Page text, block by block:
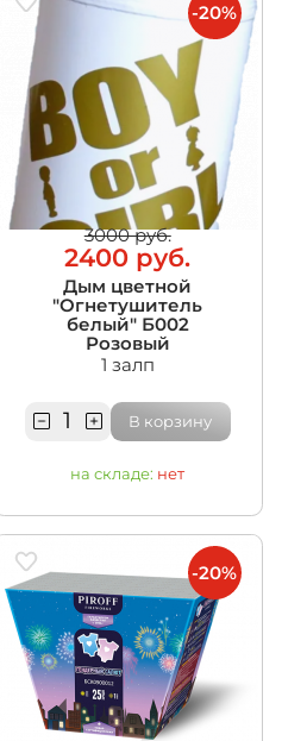
3000 руб.
2400 руб.
Дым цветной
"Огнетушитель
белый" Б002
Розовый
1 залп
В корзину
на складе: нет
-20%
-20%